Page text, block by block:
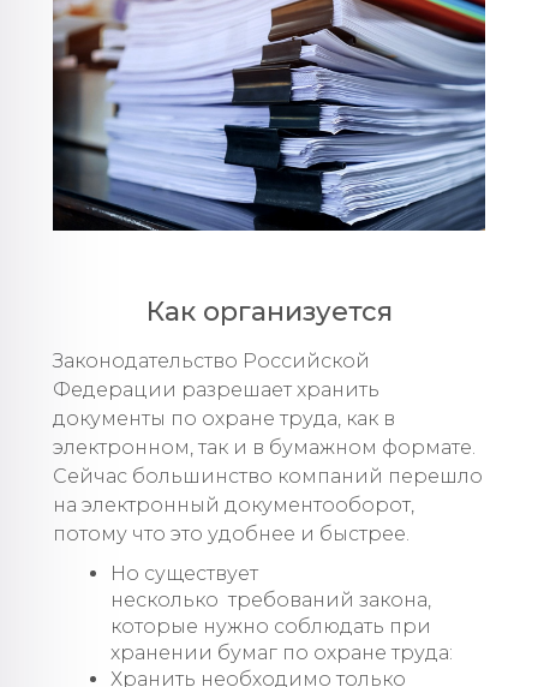
Как организуется
Законодательство Российской
Федерации разрешает хранить
документы по охране труда, как в
электронном, так и в бумажном формате.
Сейчас большинство компаний перешло
на электронный документооборот,
потому что это удобнее и быстрее.
Но существует
несколько требований закона,
которые нужно соблюдать при
хранении бумаг по охране труда:
Хранить необходимо только